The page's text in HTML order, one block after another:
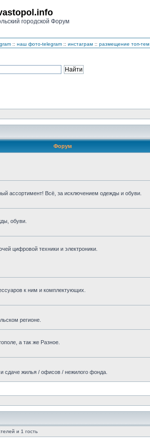
городской Форум
:: наш фото-telegram :: инстаграм :: размещение топ-тем
Форум
ассортимент! Всё, за исключением одежды и обуви.
обуви.
цифровой техники и электроники.
к ним и комплектующих.
регионе.
а так же Разное.
сдаче жилья / офисов / нежилого фонда.
и 1 гость